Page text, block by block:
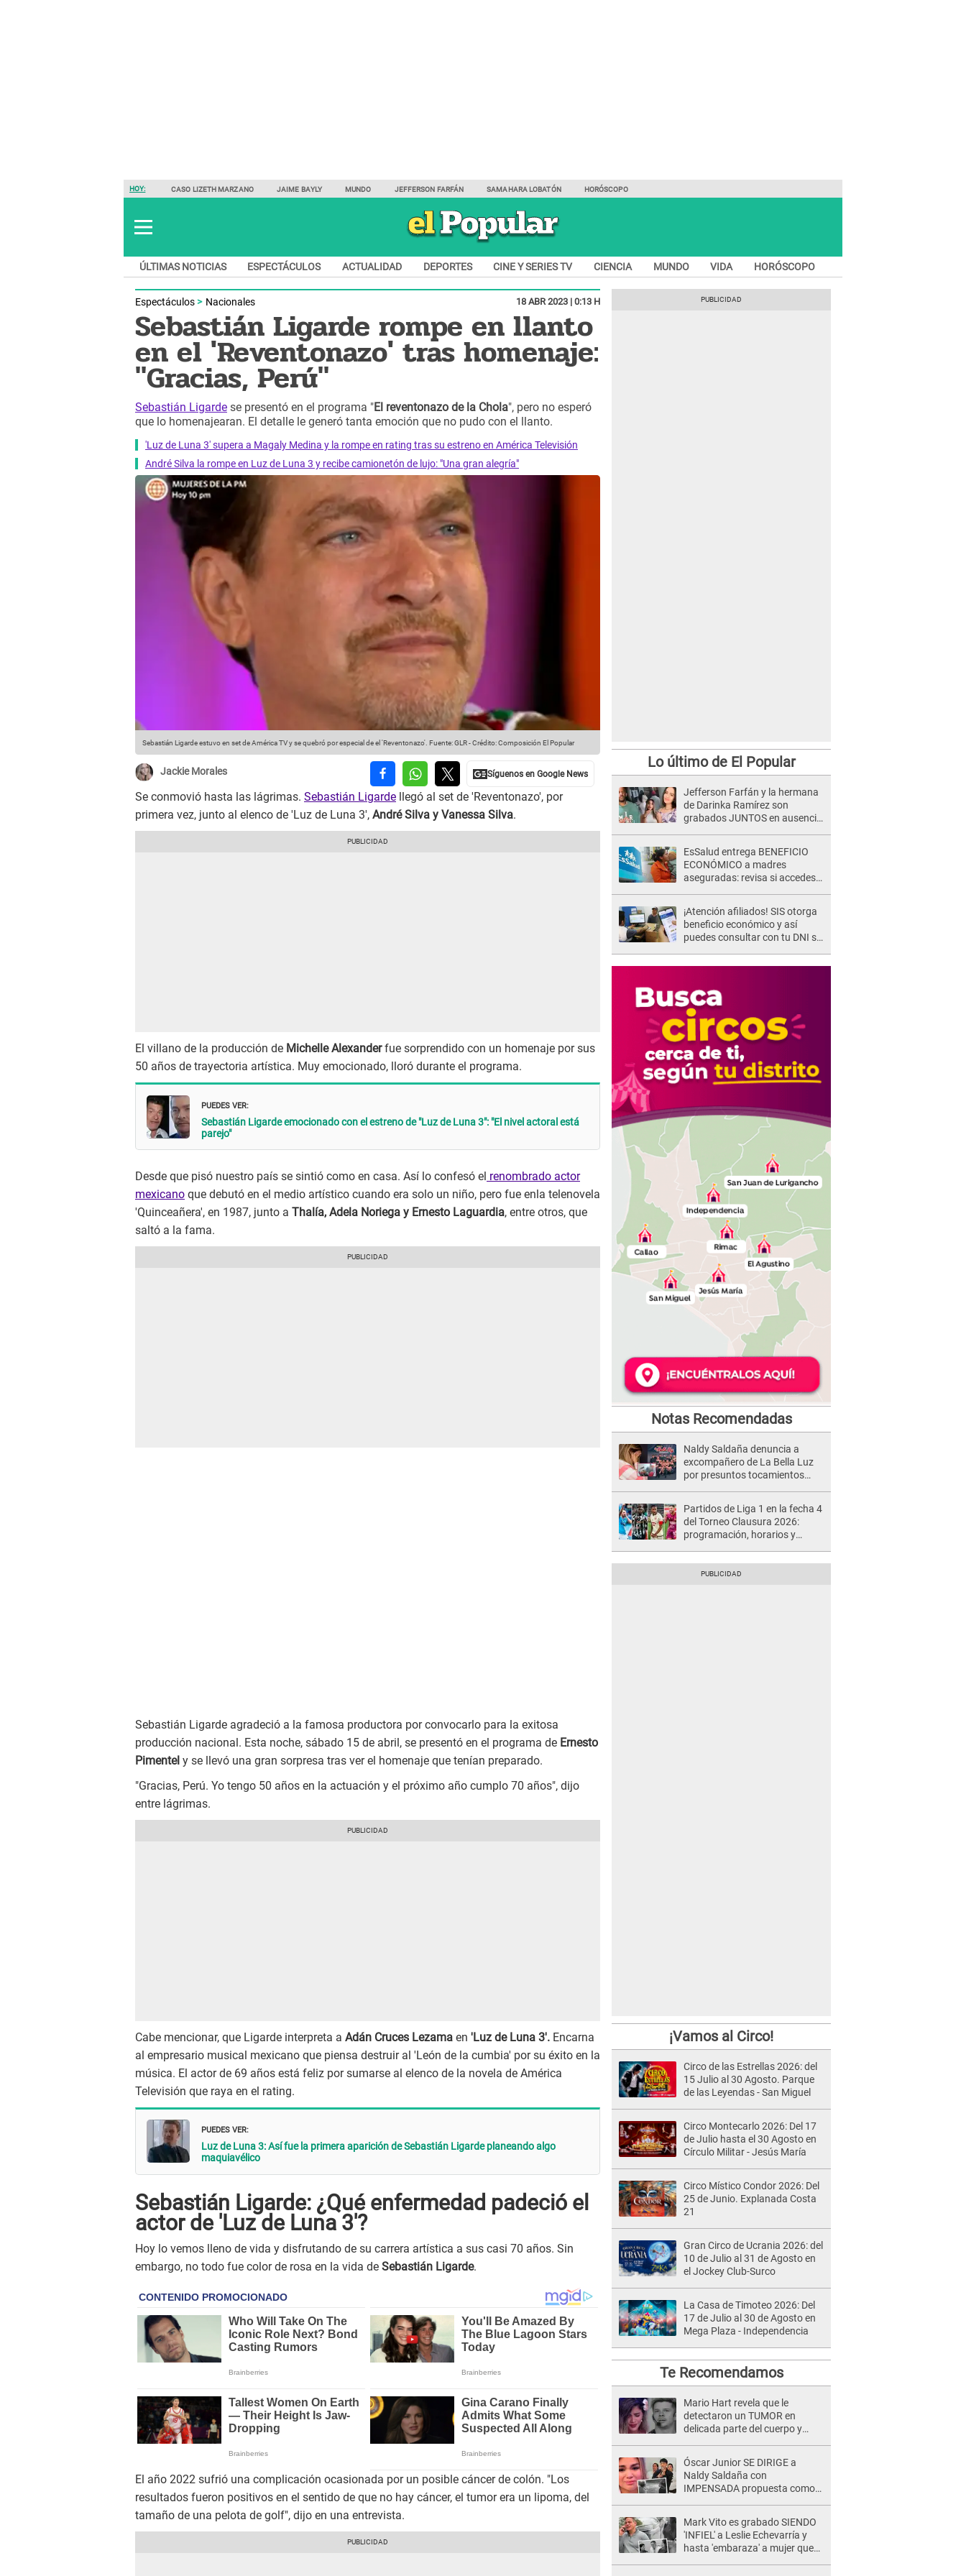
HOY: CASO LIZETH MARZANO JAIME BAYLY MUNDO JEFFERSON FARFÁN SAMAHARA LOBATÓN HORÓSCOPO
ÚLTIMAS NOTICIAS ESPECTÁCULOS ACTUALIDAD DEPORTES CINE Y SERIES TV CIENCIA MUNDO VIDA HORÓSCOPO
Espectáculos Nacionales 18 ABR 2023 | 0:13 H
Sebastián Ligarde rompe en llanto
en el 'Reventonazo' tras homenaje:
"Gracias, Perú"
Sebastián Ligarde se presentó en el programa "El reventonazo de la Chola", pero no esperó
que lo homenajearan. El detalle le generó tanta emoción que no pudo con el llanto.
'Luz de Luna 3' supera a Magaly Medina y la rompe en rating tras su estreno en América Televisión
André Silva la rompe en Luz de Luna 3 y recibe camionetón de lujo: "Una gran alegría"
Sebastián Ligarde estuvo en set de América TV y se quebró por especial de el 'Reventonazo'. Fuente: GLR-Crédito: Composición El Popular
Jackie Morales
Se conmovió hasta las lágrimas. Sebastián Ligarde llegó al set de 'Reventonazo', por
primera vez, junto al elenco de 'Luz de Luna 3', André Silva y Vanessa Silva.
El villano de la producción de Michelle Alexanderfue sorprendido con un homenaje por sus
50 años de trayectoria artística. Muy emocionado, lloró durante el programa.
PUEDES VER:
Sebastián Ligarde emocionado con el estreno de "Luz de Luna 3": "El nivel actoral está
parejo"
Desde que pisó nuestro país se sintió como en casa. Así lo confesó el renombrado actor
mexicano que debutó en el medio artístico cuando era solo un niño, pero fue enla telenovela
'Quinceañera', en 1987, junto a Thalía, Adela Noriega y Ernesto Laguardia, entre otros, que
saltó a la fama.
Sebastián Ligarde agradeció a la famosa productora por convocarlo para la exitosa
producción nacional. Esta noche, sábado 15 de abril, se presentó en el programa de Ernesto
Pimentel y se llevó una gran sorpresa tras ver el homenaje que tenían preparado.
"Gracias, Perú. Yo tengo 50 años en la actuación y el próximo año cumplo 70 años", dijo
entre lágrimas.
Cabe mencionar, que Ligarde interpreta a Adán Cruces Lezama en 'Luz de Luna 3'. Encarna
al empresario musical mexicano que piensa destruir al 'León de la cumbia' por su éxito en la
música. El actor de 69 años está feliz por sumarse al elenco de la novela de América
Televisión que raya en el rating.
PUEDES VER:
Luz de Luna 3: Así fue la primera aparición de Sebastián Ligarde planeando algo
maquiavélico
Sebastián Ligarde: ¿Qué enfermedad padeció el
actor de 'Luz de Luna 3'?
Hoy lo vemos lleno de vida y disfrutando de su carrera artística a sus casi 70 años. Sin
embargo, no todo fue color de rosa en la vida de Sebastián Ligarde.
El año 2022 sufrió una complicación ocasionada por un posible cáncer de colón. "Los
resultados fueron positivos en el sentido de que no hay cáncer, el tumor era un lipoma, del
tamaño de una pelota de golf", dijo en una entrevista.
Lo último de El Popular
Jefferson Farfán y la hermana
de Darinka Ramírez son
grabados JUNTOS en ausencia
EsSalud entrega BENEFICIO
ECONÓMICO a madres
aseguradas: revisa si accedes
¡Atención afiliados! SIS otorga
beneficio económico y así
puedes consultar con tu DNI si
Notas Recomendadas
Naldy Saldaña denuncia a
excompañero de La Bella Luz
por presuntos tocamientos
Partidos de Liga 1 en la fecha 4
del Torneo Clausura 2026:
programación, horarios y
¡Vamos al Circo!
Circo de las Estrellas 2026: del
15 Julio al 30 Agosto. Parque
de las Leyendas - San Miguel
Circo Montecarlo 2026: Del 17
de Julio hasta el 30 Agosto en
Círculo Militar - Jesús María
Circo Místico Condor 2026: Del
25 de Junio. Explanada Costa
21
Gran Circo de Ucrania 2026: del
10 de Julio al 31 de Agosto en
el Jockey Club-Surco
La Casa de Timoteo 2026: Del
17 de Julio al 30 de Agosto en
Mega Plaza - Independencia
Te Recomendamos
Mario Hart revela que le
detectaron un TUMOR en
delicada parte del cuerpo y
muy fuertes..."
Óscar Junior SE DIRIGE a
Naldy Saldaña con
IMPENSADA propuesta como
Mark Vito es grabado SIENDO
'INFIEL' a Leslie Echevarría y
hasta 'embaraza' a mujer que